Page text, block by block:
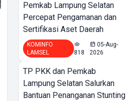
Pemkab Lampung Selatan
Percepat Pengamanan dan
Sertifikasi Aset Daerah
KOMINFO
LAMSEL
818
05-Aug-
2026
TP PKK dan Pemkab
Lampung Selatan Salurkan
Bantuan Penanganan Stunting